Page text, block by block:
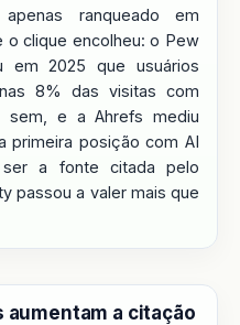
ranqueado em
o clique encolheu: o Pew
em 2025 que usuários
8% das visitas com
sem, e a Ahrefs mediu
primeira posição com AI
a fonte citada pelo
passou a valer mais que
aumentam a citação